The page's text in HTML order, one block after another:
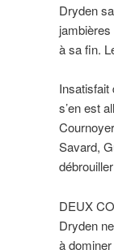
Dryden
jambières
à sa fin.
Insatisfait
s’en est
Savard,
DEUX
Dryden
à